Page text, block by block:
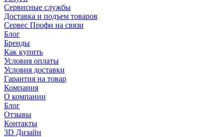
Сервисные службы
Доставка и подъем товаров
Сервес Профи на связи
Блог
Бренды
Как купить
Условия оплаты
Условия доставки
Гарантия на товар
Компания
О компании
Блог
Отзывы
Контакты
3D Дизайн